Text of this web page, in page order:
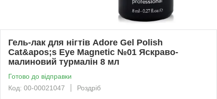
Гель-лак для нігтів Adore Gel Polish
Cat&apos;s Eye Magnetic №01 Яскраво-
малиновий турмалін 8 мл
Готово до відправки
Код: 00-00021047
Роздріб